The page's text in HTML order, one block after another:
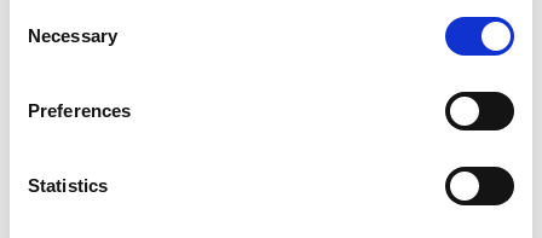
Selection
Necessary
Preferences
Statistics